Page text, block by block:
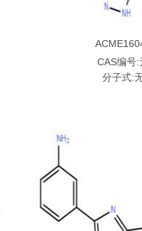
CAS编号:
分子式: